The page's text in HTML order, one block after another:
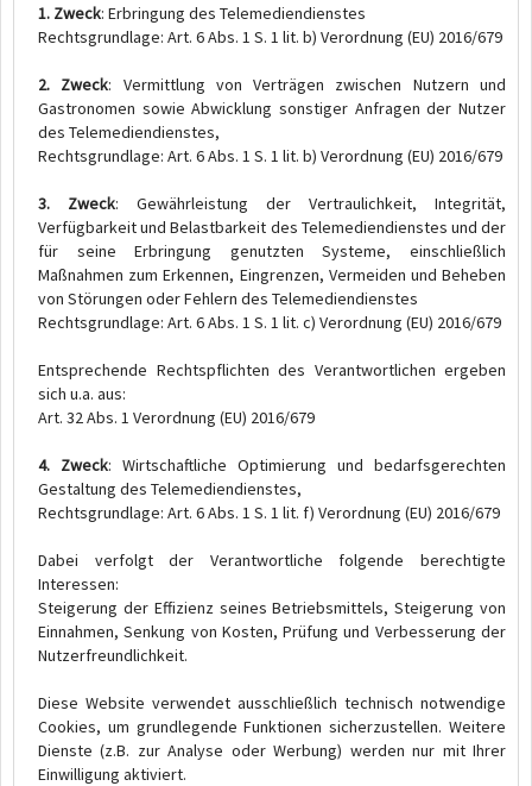
1. Zweck: Erbringung des Telemediendienstes
Rechtsgrundlage: Art. 6 Abs. 1 S. 1 lit. b) Verordnung (EU) 2016/679
2. Zweck: Vermittlung von Verträgen zwischen Nutzern und
Gastronomen sowie Abwicklung sonstiger Anfragen der Nutzer
des Telemediendienstes,
Rechtsgrundlage: Art. 6 Abs. 1 S. 1 lit. b) Verordnung (EU) 2016/679
3. Zweck: Gewährleistung der Vertraulichkeit, Integrität,
Verfügbarkeit und Belastbarkeit des Telemediendienstes und der
für seine Erbringung genutzten Systeme, einschließlich
Maßnahmen zum Erkennen, Eingrenzen, Vermeiden und Beheben
von Störungen oder Fehlern des Telemediendienstes
Rechtsgrundlage: Art. 6 Abs. 1 S. 1 lit. c) Verordnung (EU) 2016/679
Entsprechende Rechtspflichten des Verantwortlichen ergeben
sich u.a. aus:
Art. 32 Abs. 1 Verordnung (EU) 2016/679
4. Zweck: Wirtschaftliche Optimierung und bedarfsgerechten
Gestaltung des Telemediendienstes,
Rechtsgrundlage: Art. 6 Abs. 1 S. 1 lit. f) Verordnung (EU) 2016/679
Dabei verfolgt der Verantwortliche folgende berechtigte
Interessen:
Steigerung der Effizienz seines Betriebsmittels, Steigerung von
Einnahmen, Senkung von Kosten, Prüfung und Verbesserung der
Nutzerfreundlichkeit.
Diese Website verwendet ausschließlich technisch notwendige
Cookies, um grundlegende Funktionen sicherzustellen. Weitere
Dienste (z.B. zur Analyse oder Werbung) werden nur mit Ihrer
Einwilligung aktiviert.